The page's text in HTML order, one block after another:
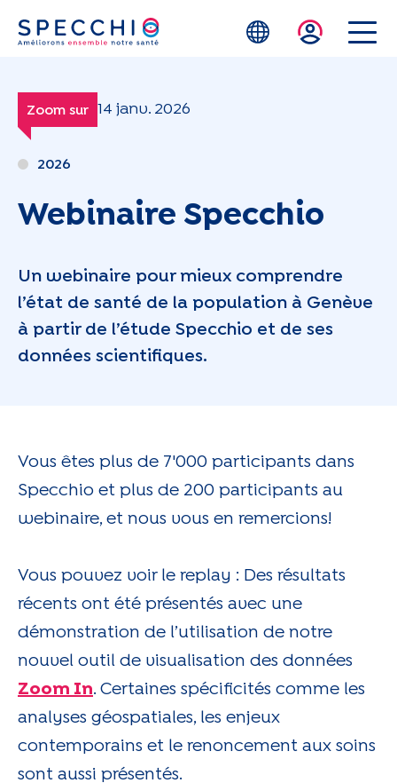
Skip to main content
Zoom sur 14 janv. 2026
2026
Webinaire Specchio
Un webinaire pour mieux comprendre
l’état de santé de la population à Genève
à partir de l’étude Specchio et de ses
données scientifiques.
Vous êtes plus de 7'000 participants dans
Specchio et plus de 200 participants au
webinaire, et nous vous en remercions!
Vous pouvez voir le replay : Des résultats
récents ont été présentés avec une
démonstration de l’utilisation de notre
nouvel outil de visualisation des données
Zoom In. Certaines spécificités comme les
analyses géospatiales, les enjeux
contemporains et le renoncement aux soins
sont aussi présentés.